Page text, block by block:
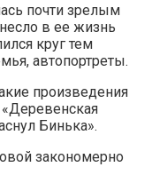
почти зрелым
в ее жизнь
круг тем
автопортреты.
произведения
«Деревенская
Бинька».
закономерно